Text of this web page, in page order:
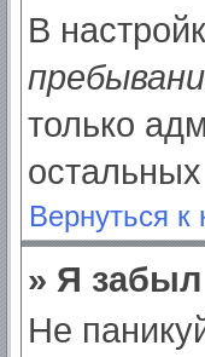
В
только
Вернуться к
» Я
Не